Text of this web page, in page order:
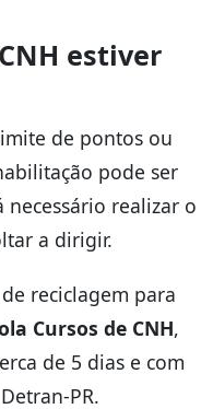
estiver
de pontos ou
pode ser
necessário realizar o
a dirigir.
reciclagem para
Cursos de CNH,
de 5 dias e com
PR.